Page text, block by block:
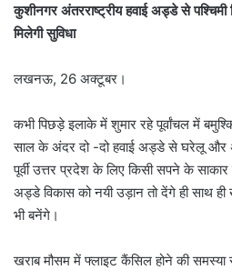
कुशीनगर अंतरराष्ट्रीय हवाई अड्डे से पश्चिमी
मिलेगी सुविधा
लखनऊ, 26 अक्टूबर।
कभी पिछड़े इलाके में शुमार रहे पूर्वांचल में
साल के अंदर दो -दो हवाई अड्डे से घरेलू और
पूर्वी उत्तर प्रदेश के लिए किसी सपने के
अड्डे विकास को नयी उड़ान तो देंगे ही साथ
भी बनेंगे।
खराब मौसम में फ्लाइट कैंसिल होने की समस्या